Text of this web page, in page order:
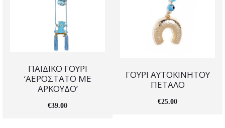
ΠΑΙΔΙΚΟ ΓΟΥΡΙ
‘ΑΕΡΟΣΤΑΤΟ ΜΕ
ΑΡΚΟΥΔΟ’
€39.00
ΓΟΥΡΙ ΑΥΤΟΚΙΝΗΤΟΥ
ΠΕΤΑΛΟ
€25.00